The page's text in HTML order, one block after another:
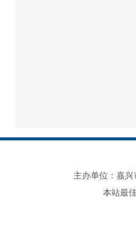
主办单位：嘉
本站最